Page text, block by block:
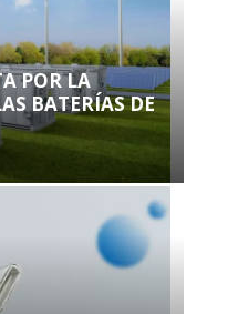
POR LA
BATERÍAS DE